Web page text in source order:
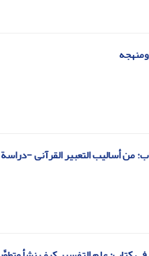
من أسالیب التعبیر القرآنی -